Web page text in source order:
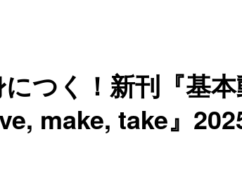
つく！新刊『基
make, take』